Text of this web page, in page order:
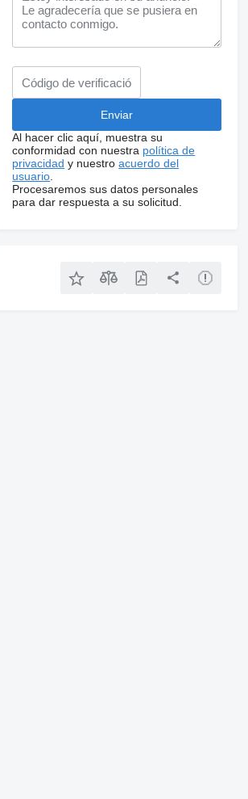
Al hacer clic aquí, muestra su
conformidad con nuestra política de
privacidad y nuestroacuerdo del
usuario
Procesaremos sus datos personales
para dar respuesta a su solicitud.